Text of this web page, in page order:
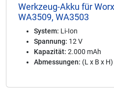
Werkzeug-Akku für
WA3509, WA3503
System: Li-Ion
Spannung: 12 V
Kapazität: 2.000 mAh
Abmessungen: (L x B x